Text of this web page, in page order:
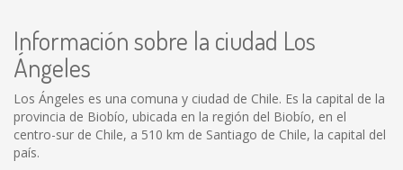
Información sobre la ciudad Los
Ángeles
Los Ángeles es una comuna y ciudad de Chile. Es la capital de la
provincia de Biobío, ubicada en la región del Biobío, en el
centro-sur de Chile, a 510 km de Santiago de Chile, la capital del
país.